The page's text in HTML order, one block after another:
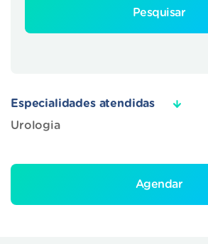
Pesquisar
Especialidades atendidas
Urologia
Agendar